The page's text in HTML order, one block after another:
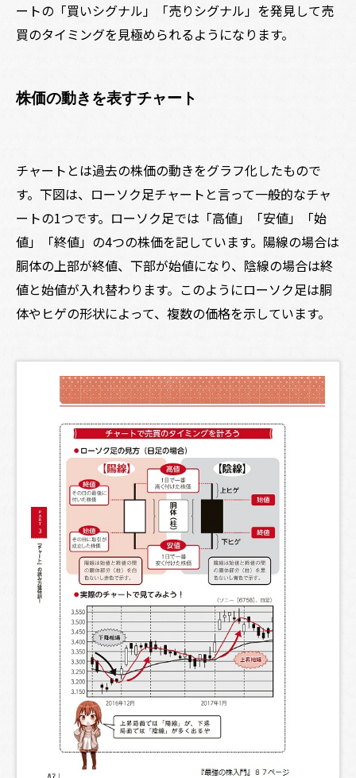
ートの「買いシグナル」「売りシグナル」を発見して売
買のタイミングを見極められるようになります。
株価の動きを表すチャート
チャートとは過去の株価の動きをグラフ化したもので
す。下図は、ローソク足チャートと言って一般的なチャ
ートの1つです。ローソク足では「高値」「安値」「始
値」「終値」の4つの株価を記しています。陽線の場合は
胴体の上部が終値、下部が始値になり、陰線の場合は終
値と始値が入れ替わります。このようにローソク足は胴
体やヒゲの形状によって、複数の価格を示しています。